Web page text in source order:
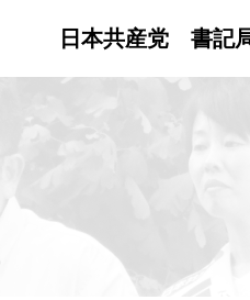
日本共産党 書記